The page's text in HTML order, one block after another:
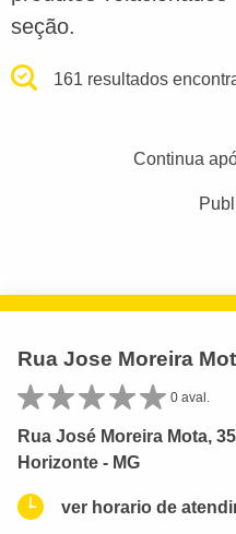
seção.
161 resultados
Continua
Rua Jose Moreira
0 aval.
Rua José Moreira Mota,
Horizonte - MG
ver horario de